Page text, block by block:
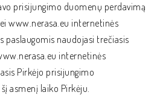
prisijungimo duomenų perdavimą
www.nerasa.eu internetinės
paslaugomis naudojasi trečiasis
internetinės
Pirkėjo prisijungimo
asmenį laiko Pirkėju.